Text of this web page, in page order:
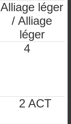
Alliage léger
/ Alliage
léger
4
2 ACT